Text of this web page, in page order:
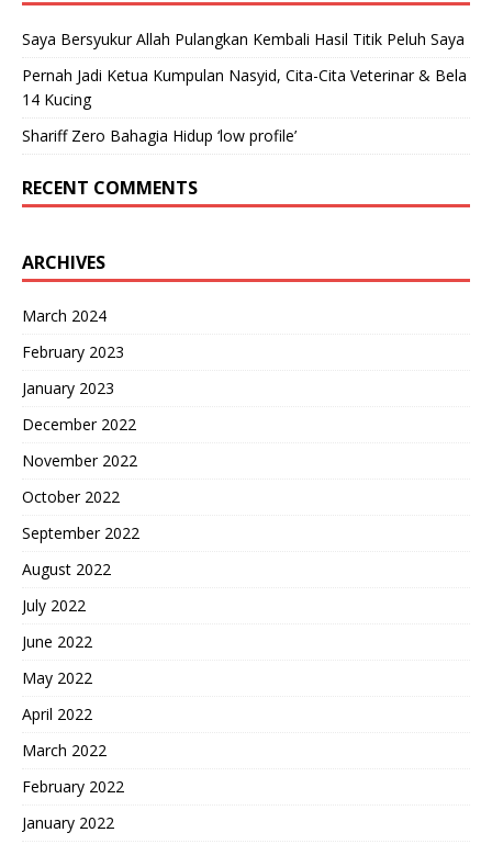
Saya Bersyukur Allah Pulangkan Kembali Hasil Titik Peluh Saya
Pernah Jadi Ketua Kumpulan Nasyid, Cita-Cita Veterinar & Bela
14 Kucing
Shariff Zero Bahagia Hidup ‘low profile’
RECENT COMMENTS
ARCHIVES
March 2024
February 2023
January 2023
December 2022
November 2022
October 2022
September 2022
August 2022
July 2022
June 2022
May 2022
April 2022
March 2022
February 2022
January 2022